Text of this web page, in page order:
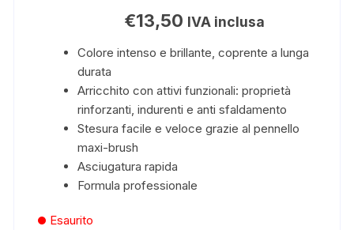
€13,50 IVA inclusa
Colore intenso e brillante, coprente a lunga
durata
Arricchito con attivi funzionali: proprietà
rinforzanti, indurenti e anti sfaldamento
Stesura facile e veloce grazie al pennello
maxi-brush
Asciugatura rapida
Formula professionale
Esaurito